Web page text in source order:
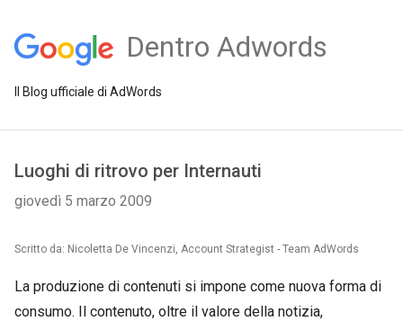
Dentro Adwords
Il Blog ufficiale di AdWords
Luoghi di ritrovo per Internauti
giovedì 5 marzo 2009
Scritto da: Nicoletta De Vincenzi, Account Strategist - Team AdWords
La produzione di contenuti si impone come nuova forma di
consumo. Il contenuto, oltre il valore della notizia,